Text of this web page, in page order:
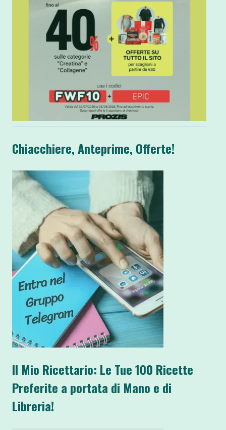
Chiacchiere, Anteprime, Offerte!
Il Mio Ricettario: Le Tue 100 Ricette
Preferite a portata di Mano e di
Libreria!